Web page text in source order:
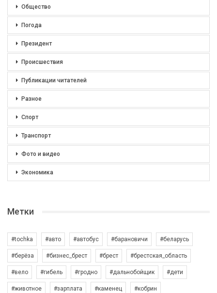
Общество
Погода
Президент
Происшествия
Публикации читателей
Разное
Спорт
Транспорт
Фото и видео
Экономика
Метки
#tochka #авто #автобус #барановичи #беларусь
#берёза #бизнес_брест #брест #брестская_область
#вело #гибель #гродно #дальнобойщик #дети
#животное #зарплата #каменец #кобрин